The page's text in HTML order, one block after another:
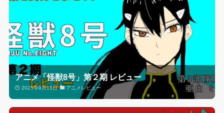
アニメ「怪獣8号」第２期 レビュー
2025年9月15日 アニメレビュー